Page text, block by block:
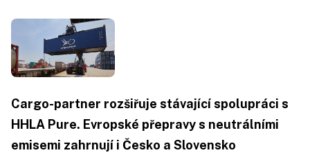
Cargo-partner rozšiřuje stávající spolupráci s
HHLA Pure. Evropské přepravy s neutrálními
emisemi zahrnují i Česko a Slovensko